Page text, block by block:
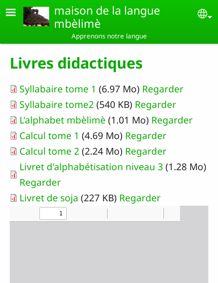
Aller au contenu principal
maison de la langue
mbèlimè
Apprenons notre langue
Livres didactiques
Syllabaire tome 1 (6.97 Mo) Regarder
Syllabaire tome2 (540 KB) Regarder
L'alphabet mbèlimè (1.01 Mo) Regarder
Calcul tome 1 (4.69 Mo) Regarder
Calcul tome 2 (2.24 Mo) Regarder
Livret d'alphabétisation niveau 3 (1.28 Mo)
Regarder
Livret de soja (227 KB) Regarder